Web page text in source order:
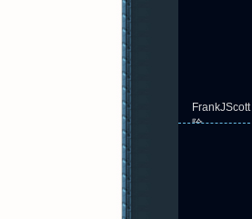
FrankJScott
除